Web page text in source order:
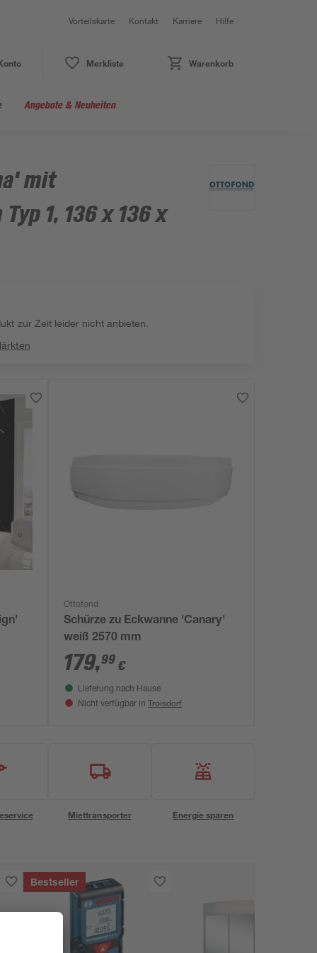
Vorteilskarte Kontakt Karriere Hilfe
Merkliste Warenkorb
Angebote & Neuheiten
mit
1, 136 x 136 x
zur Zeit leider nicht anbieten.
Ottofond
Schürze zu Eckwanne 'Canary'
weiß 2570 mm
179,99 €
Lieferung nach Hause
Nicht verfügbar in Troisdorf
Miettransporter Energie sparen
Bestseller